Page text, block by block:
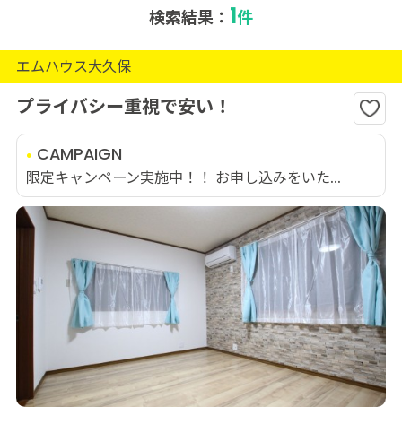
検索結果： 1件
エムハウス大久保
プライバシー重視で安い！
CAMPAIGN
限定キャンペーン実施中！！ お申し込みをいた...